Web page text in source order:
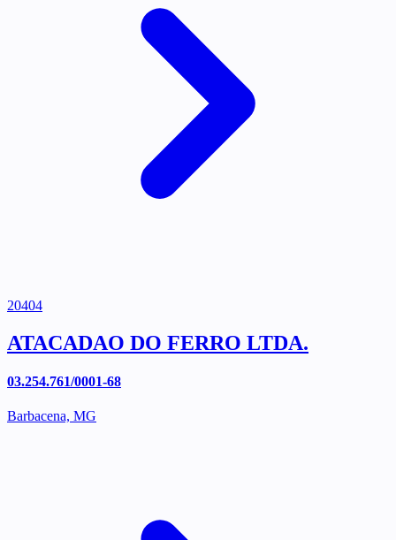
20404
ATACADAO DO FERRO LTDA.
03.254.761/0001-68
Barbacena, MG